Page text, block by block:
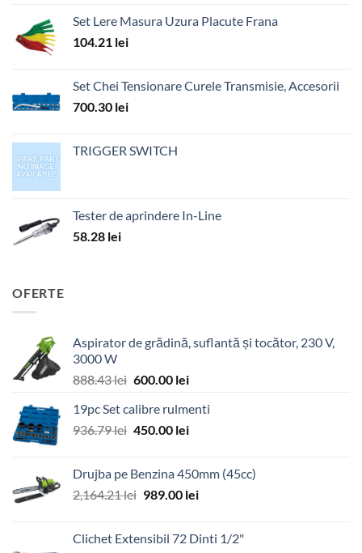
Set Lere Masura Uzura Placute Frana
104.21 lei
Set Chei Tensionare Curele Transmisie, Accesorii
700.30 lei
TRIGGER SWITCH
Tester de aprindere In-Line
58.28 lei
OFERTE
Aspirator de grădină, suflantă și tocător, 230 V,
3000 W
888.43lei Prețul
a
fost:
600.00 leiPrețul
este:
600.00 lei.
19pc Set calibre rulmenti
936.79lei Prețul
fost:
936.79 lei.
450.00 leiPrețul
450.00 lei.
Drujba pe Benzina 450mm (45cc)
2,164.21lei Prețul
fost:
989.00 leiPrețul
989.00 lei.
Clichet Extensibil 72 Dinti 1/2"